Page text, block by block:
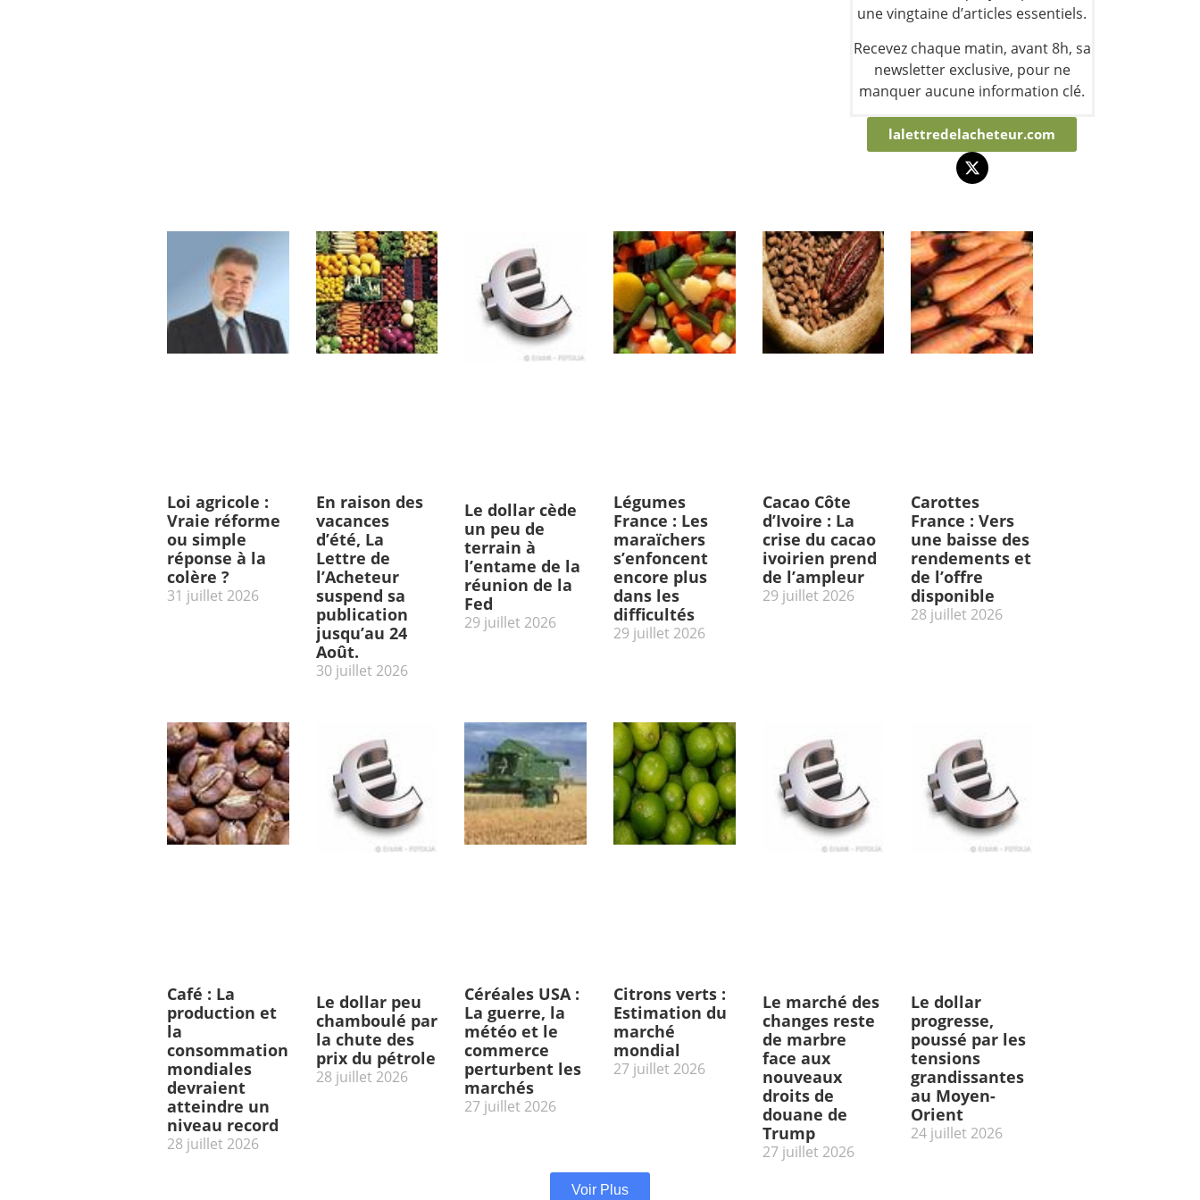
une vingtaine d’articles essentiels.
Recevez chaque matin, avant 8h, sa
newsletter exclusive, pour ne
manquer aucune information clé.
lalettredelacheteur.com
Loi agricole :
Vraie réforme
ou simple
réponse à la
colère ?
31 juillet 2026
En raison des
vacances
d’été, La
Lettre de
l’Acheteur
suspend sa
publication
jusqu’au 24
Août.
30 juillet 2026
Le dollar cède
un peu de
terrain à
l’entame de la
réunion de la
Fed
29 juillet 2026
Légumes
France : Les
maraïchers
s’enfoncent
encore plus
dans les
difficultés
29 juillet 2026
Cacao Côte
d’Ivoire : La
crise du cacao
ivoirien prend
de l’ampleur
29 juillet 2026
Carottes
France : Vers
une baisse des
rendements et
de l’offre
disponible
28 juillet 2026
Café : La
production et
la
consommation
mondiales
devraient
atteindre un
niveau record
28 juillet 2026
Le dollar peu
chamboulé par
la chute des
prix du pétrole
28 juillet 2026
Céréales USA :
La guerre, la
météo et le
commerce
perturbent les
marchés
27 juillet 2026
Citrons verts :
Estimation du
marché
mondial
27 juillet 2026
Le marché des
changes reste
de marbre
face aux
nouveaux
droits de
douane de
Trump
27 juillet 2026
Le dollar
progresse,
poussé par les
tensions
grandissantes
au Moyen-
Orient
24 juillet 2026
Voir Plus